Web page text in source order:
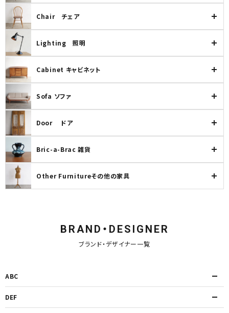
Chair チェア
Lighting 照明
Cabinet キャビネット
Sofa ソファ
Door ドア
Bric-a-Brac 雑貨
Other Furnitureその他の家具
BRAND・DESIGNER
ブランド・デザイナー一覧
ABC
DEF